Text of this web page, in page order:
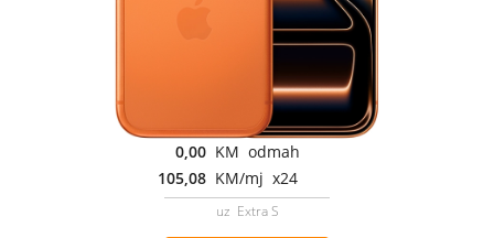
0,00 KM odmah
105,08 KM/mj x24
uz Extra S